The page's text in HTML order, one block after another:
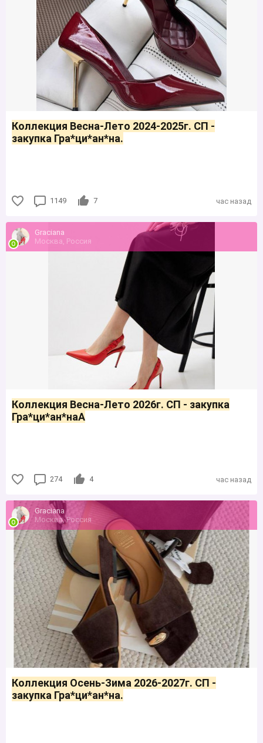
Коллекция Весна-Лето 2024-2025г. СП -
закупка Гра*ци*ан*на.
1149 7 час назад
Grаciаnа
Москва, Россия
Коллекция Весна-Лето 2026г. СП - закупка
Гра*ци*ан*наА
274 4 час назад
Grаciаnа
Москва, Россия
Коллекция Осень-Зима 2026-2027г. СП -
закупка Гра*ци*ан*на.